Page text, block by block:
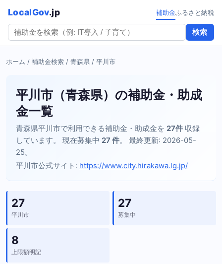
LocalGov.jp
検索
補助金ふるさと納税
ホーム / 補助金検索 / 青森県 / 平川市
平川市（青森県）の補助金・助成
金一覧
青森県平川市で利用できる補助金・助成金を 27件 収録
しています。 現在募集中 27 件。 最終更新: 2026-05-
25。
平川市公式サイト: https://www.city.hirakawa.lg.jp/
27
平川市
27
募集中
8
上限額明記